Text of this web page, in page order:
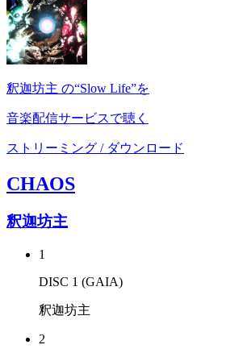
釈迦坊主 の“Slow Life”を
音楽配信サービスで聴く
ストリーミング / ダウンロード
CHAOS
釈迦坊主
1
DISC 1 (GAIA)
釈迦坊主
2